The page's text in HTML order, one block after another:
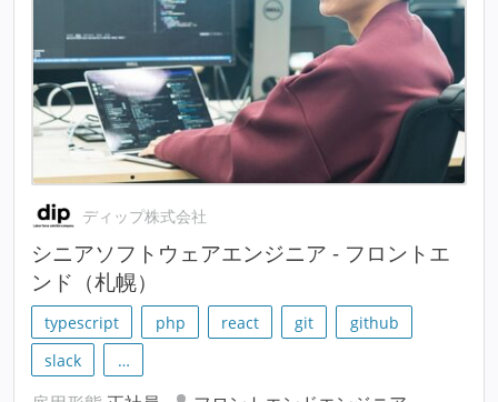
ディップ株式会社
シニアソフトウェアエンジニア - フロントエ
ンド（札幌）
typescript php react git
github
slack
…